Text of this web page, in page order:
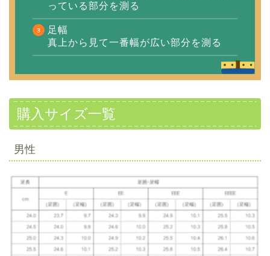
っている部分を測る
足幅
真上から見て一番幅が広い部分を測る
購入サイズ一覧
男性